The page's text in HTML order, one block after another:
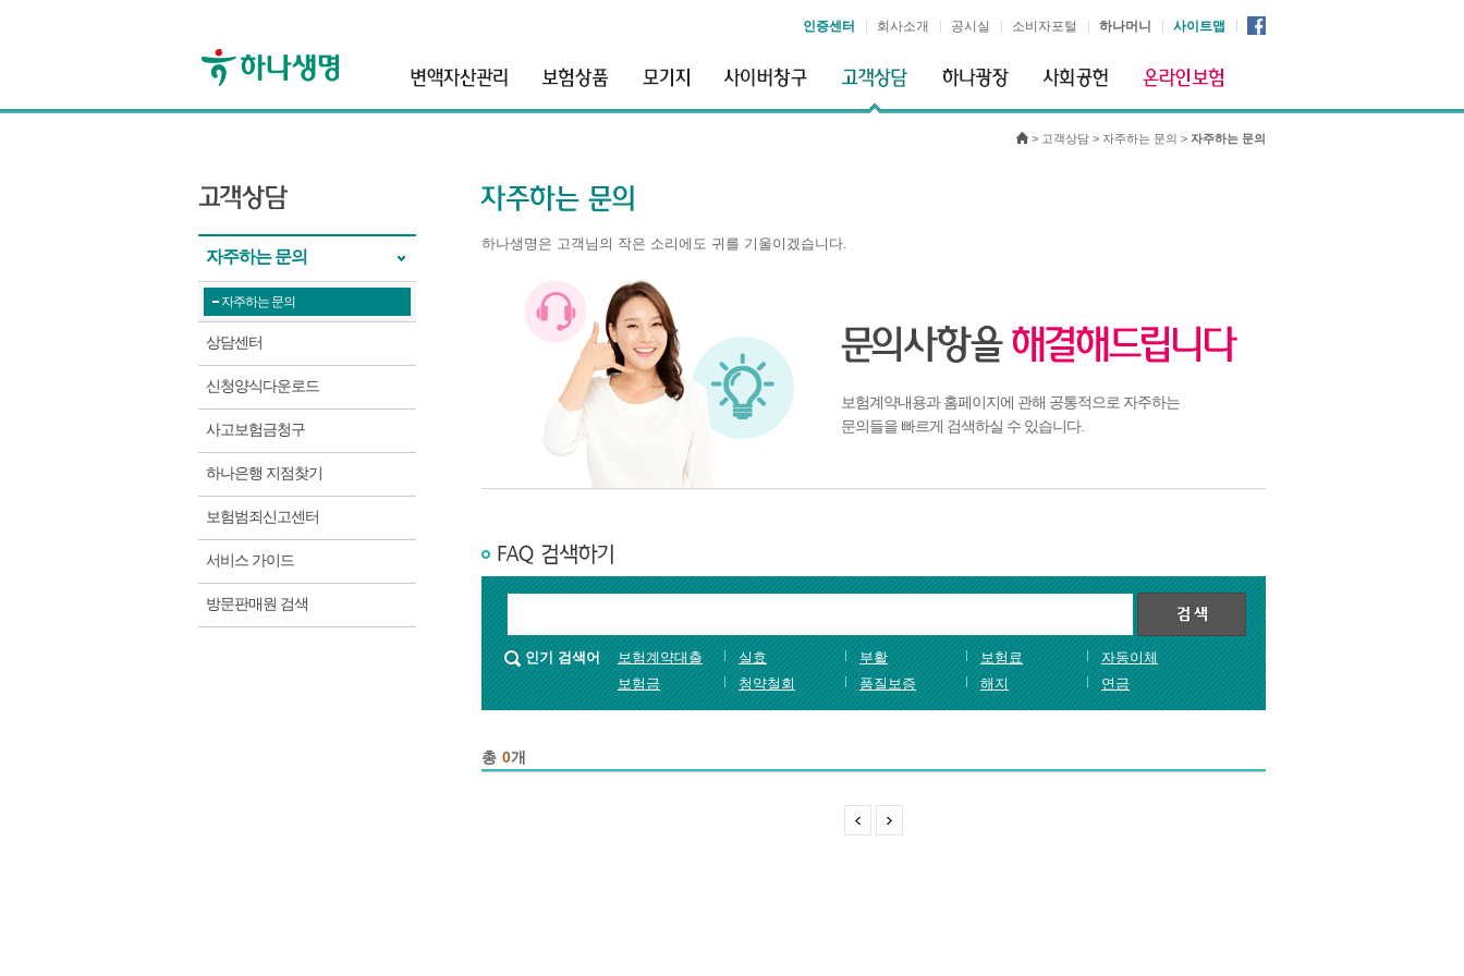
인증센터 회사소개 공시실 소비자포털 하나머니 사이트맵
자주하는 문의
자주하는 문의
상담센터
신청양식다운로드
사고보험금청구
하나은행 지점찾기
보험범죄신고센터
서비스 가이드
방문판매원 검색
> 고객상담 > 자주하는 문의 > 자주하는 문의
하나생명은 고객님의 작은 소리에도 귀를 기울이겠습니다.
보험계약내용과 홈페이지에 관해 공통적으로 자주하는
문의들을 빠르게 검색하실 수 있습니다.
인기 검색어 보험계약대출 실효 부활 보험료
자동이체
보험금
청약철회 품질보증 해지 연금
총 0개